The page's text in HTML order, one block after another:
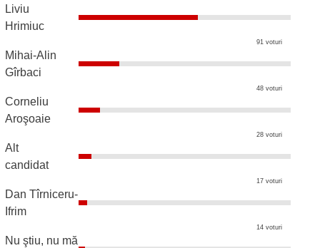
Liviu
Hrimiuc
91 voturi
Mihai-Alin
Gîrbaci
48 voturi
Corneliu
Aroşoaie
28 voturi
Alt
candidat
17 voturi
Dan Tîrniceru-
Ifrim
14 voturi
Nu ştiu, nu mă